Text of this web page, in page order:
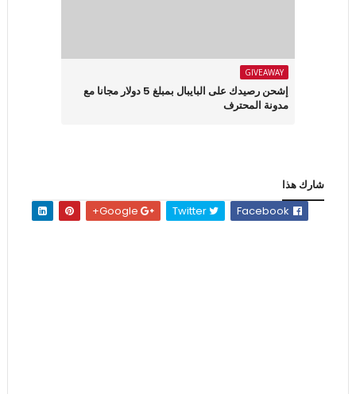
GIVEAWAY
إشحن رصيدك على البايبال بمبلغ 5 دولار مجانا مع
مدونة المحترف
شارك هذا
Twitter